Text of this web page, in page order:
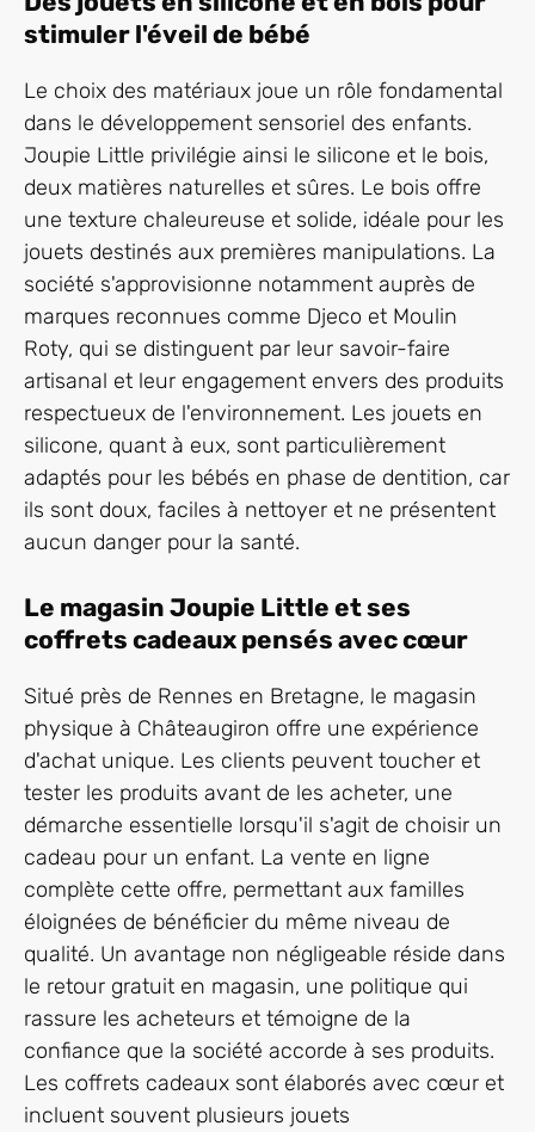
stimuler l'éveil de bébé
Le choix des matériaux joue un rôle fondamental
dans le développement sensoriel des enfants.
Joupie Little privilégie ainsi le silicone et le bois,
deux matières naturelles et sûres. Le bois offre
une texture chaleureuse et solide, idéale pour les
jouets destinés aux premières manipulations. La
société s'approvisionne notamment auprès de
marques reconnues comme Djeco et Moulin
Roty, qui se distinguent par leur savoir-faire
artisanal et leur engagement envers des produits
respectueux de l'environnement. Les jouets en
silicone, quant à eux, sont particulièrement
adaptés pour les bébés en phase de dentition, car
ils sont doux, faciles à nettoyer et ne présentent
aucun danger pour la santé.
Le magasin Joupie Little et ses
coffrets cadeaux pensés avec cœur
Situé près de Rennes en Bretagne, le magasin
physique à Châteaugiron offre une expérience
d'achat unique. Les clients peuvent toucher et
tester les produits avant de les acheter, une
démarche essentielle lorsqu'il s'agit de choisir un
cadeau pour un enfant. La vente en ligne
complète cette offre, permettant aux familles
éloignées de bénéficier du même niveau de
qualité. Un avantage non négligeable réside dans
le retour gratuit en magasin, une politique qui
rassure les acheteurs et témoigne de la
confiance que la société accorde à ses produits.
Les coffrets cadeaux sont élaborés avec cœur et
incluent souvent plusieurs jouets